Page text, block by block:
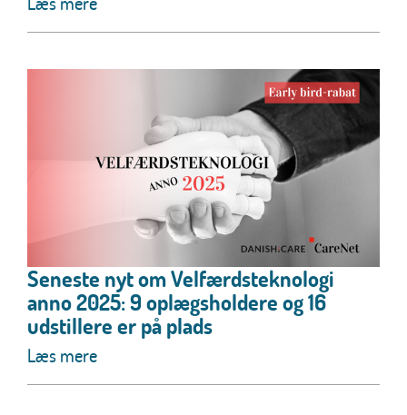
Seneste nyt om Velfærdsteknologi
anno 2025: 9 oplægsholdere og 16
udstillere er på plads
Læs mere